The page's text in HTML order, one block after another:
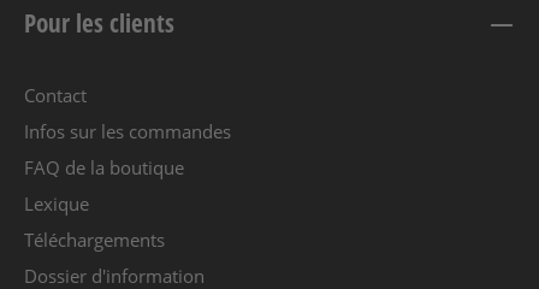
Pour les clients
Contact
Infos sur les commandes
FAQ de la boutique
Lexique
Téléchargements
Dossier d'information